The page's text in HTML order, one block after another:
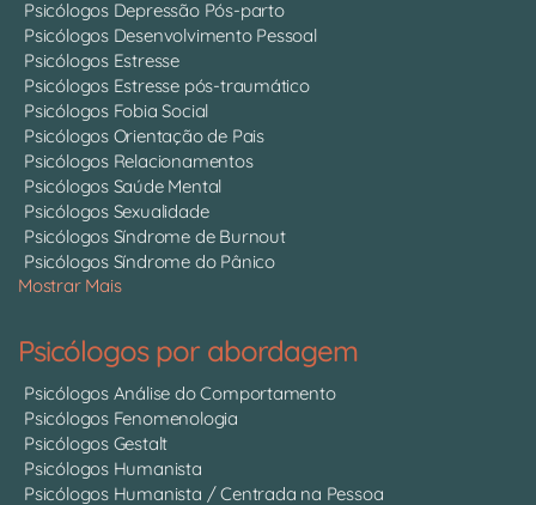
Psicólogos Depressão Pós-parto
Psicólogos Desenvolvimento Pessoal
Psicólogos Estresse
Psicólogos Estresse pós-traumático
Psicólogos Fobia Social
Psicólogos Orientação de Pais
Psicólogos Relacionamentos
Psicólogos Saúde Mental
Psicólogos Sexualidade
Psicólogos Síndrome de Burnout
Psicólogos Síndrome do Pânico
Mostrar Mais
Psicólogos por abordagem
Psicólogos Análise do Comportamento
Psicólogos Fenomenologia
Psicólogos Gestalt
Psicólogos Humanista
Psicólogos Humanista / Centrada na Pessoa